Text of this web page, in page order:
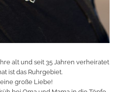
alt und seit 35 Jahren verheiratet
ist das Ruhrgebiet.
große Liebe!